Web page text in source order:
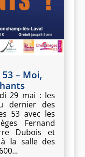
– Moi,
29 mai : les
dernier des
53 avec les
Fernand
Dubois et
la salle des